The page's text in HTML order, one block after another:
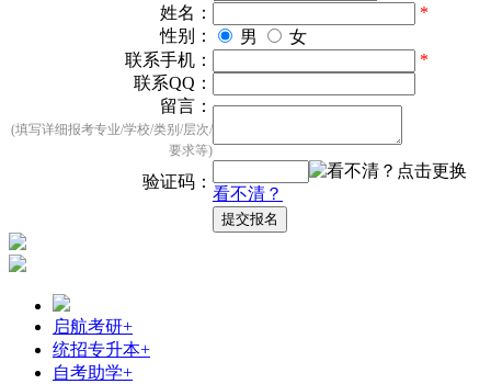
姓名：
*
性别：
男
女
联系手机：
*
联系QQ：
留言：
(填写详细报考专业/学校/类别/层次/
要求等)
验证码：
看不清？
启航考研+
统招专升本+
自考助学+